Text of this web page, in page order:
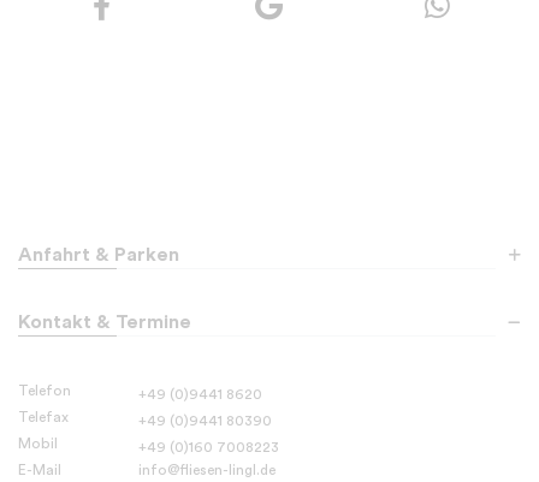
Anfahrt & Parken
Fliesen Lingl e.K.
Pechackerstraße 2
D- 93342
Kontakt & Termine
Telefon
+49 (0)9441 8620
Telefax
+49 (0)9441 80390
Mobil
+49 (0)160 7008223
E-Mail
info@fliesen-lingl.de